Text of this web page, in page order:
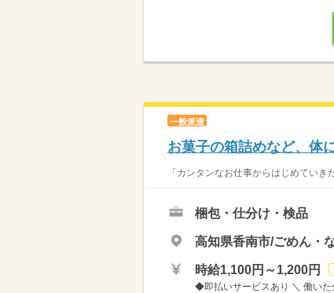
一般派遣
お菓子の箱詰めなど、体
「カンタンなお仕事からはじめてい
梱包・仕分け・検品
高知県香南市/ごめん・
時給1,100円～1,200円
◆即払いサービスあり ＼ 働いた